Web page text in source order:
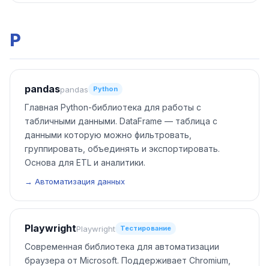
P
pandaspandas Python
Главная Python-библиотека для работы с
табличными данными. DataFrame — таблица с
данными которую можно фильтровать,
группировать, объединять и экспортировать.
Основа для ETL и аналитики.
→ Автоматизация данных
PlaywrightPlaywright Тестирование
Современная библиотека для автоматизации
браузера от Microsoft. Поддерживает Chromium,